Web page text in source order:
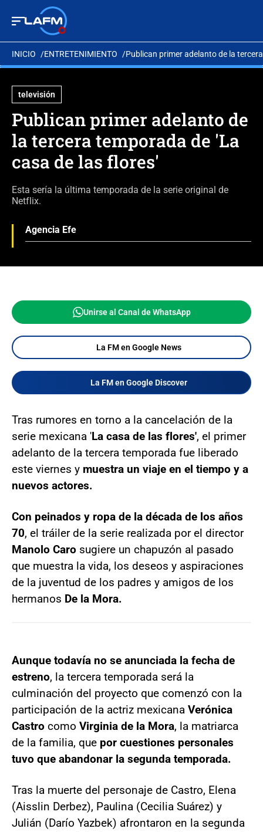
INICIO ENTRETENIMIENTO Publican primer adelanto de la
televisión
Publican primer adelanto de
la tercera temporada de 'La
casa de las flores'
Esta sería la última temporada de la serie original de
Netflix.
Agencia Efe
Unirse al Canal de WhatsApp
La FM en Google News
La FM en Google Discover
Tras rumores en torno a la cancelación de la
serie mexicana 'La casa de las flores', el primer
adelanto de la tercera temporada fue liberado
este viernes y muestra un viaje en el tiempo y a
nuevos actores.
Con peinados y ropa de la década de los años
70, el tráiler de la serie realizada por el director
Manolo Caro sugiere un chapuzón al pasado
que muestra la vida, los deseos y aspiraciones
de la juventud de los padres y amigos de los
hermanos De la Mora.
Aunque todavía no se anunciada la fecha de
estreno, la tercera temporada será la
culminación del proyecto que comenzó con la
participación de la actriz mexicana Verónica
Castro como Virginia de la Mora, la matriarca
de la familia, que por cuestiones personales
tuvo que abandonar la segunda temporada.
Tras la muerte del personaje de Castro, Elena
(Aisslin Derbez), Paulina (Cecilia Suárez) y
Julián (Darío Yazbek) afrontaron en la segunda